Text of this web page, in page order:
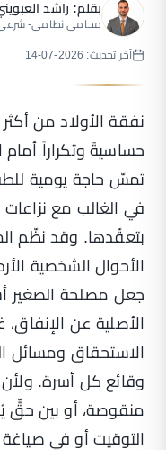
بقلم: راشد
محامي نظامي-
آخر تحديث: 2026-07-14
نفقة الأولاد من
حساسيةً وتكراراً أمام
تمسّ حاجة يومية
في الغالب مع
بتعقّدها. وقد نظّم
جعل مصلحة الصغير
الأصلية عن
الاستحقاق ومسائل
وقائع كل أسرة.
منقوصة، أو بين حقٍّ
التوقيت أو في